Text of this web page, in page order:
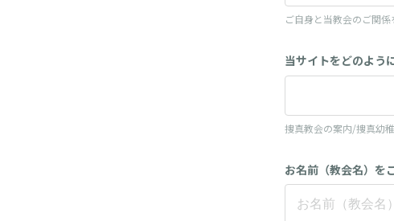
ご自身と当教会のご関係
当サイトをどのよう
捜真教会の案内/捜真幼
お名前（教会名）を